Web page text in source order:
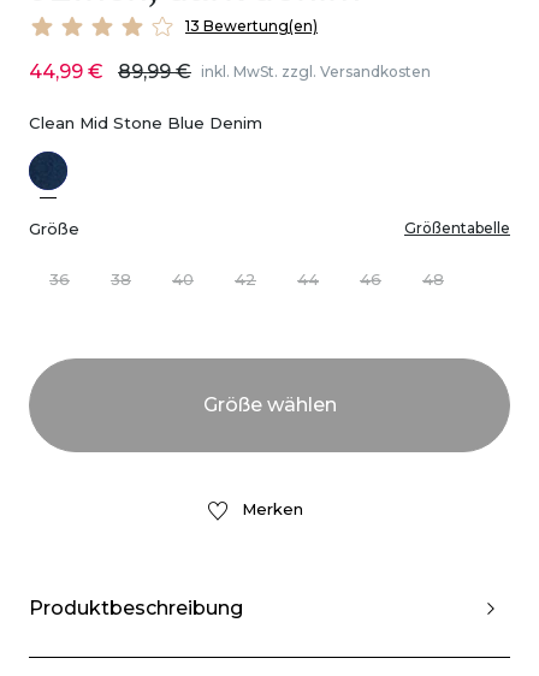
13 Bewertung(en)
44,99 € 89,99 € inkl. MwSt. zzgl. Versandkosten
Clean Mid Stone Blue Denim
Größe Größentabelle
36 38 40 42 44 46 48
Merken
Produktbeschreibung